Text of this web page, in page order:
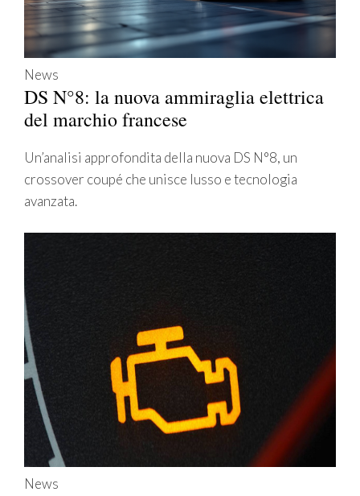
News
DS N°8: la nuova ammiraglia elettrica
del marchio francese
Un’analisi approfondita della nuova DS N°8, un
crossover coupé che unisce lusso e tecnologia
avanzata.
News